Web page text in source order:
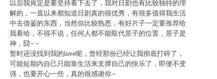
以后我肯定是要坚持看下去了，我对日剧也有比较独特的理
解的，一直以来都知道日剧真的很优秀，有很多值得我生活
中去借鉴的东西，当然你比较熟悉，有好片子一定要推荐给
我看哈，不得不说，任何人都不能取代景子的位置，景子是
神，囧~~
暂时还没找到我的love呢，曾经那份已经让我彻底打碎了，
可能短期内自己只能靠生活来支撑自己的快乐了，即便不变
强，也要开心一些，真的很感谢你~